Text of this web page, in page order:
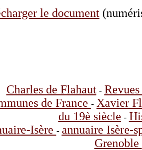
le document
Charles de Flahaut-
de France - Xavier
du 19è siècle -
Isère - annuaire Isère-
Grenoble